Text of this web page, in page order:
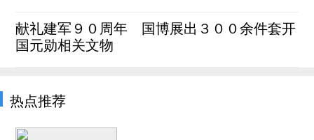
献礼建军９０周年 国博展出３００余件套开
国元勋相关文物
热点推荐